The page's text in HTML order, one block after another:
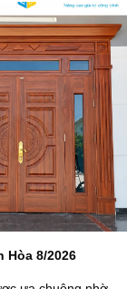
8/2026
ưa chuộng nhờ